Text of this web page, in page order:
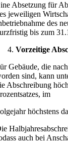
Absetzung für
jeweiligen
des
bis zum
Vorzeitige
Gebäude, die
sind, kann
Abschreibung
im
höchstens
auch bei